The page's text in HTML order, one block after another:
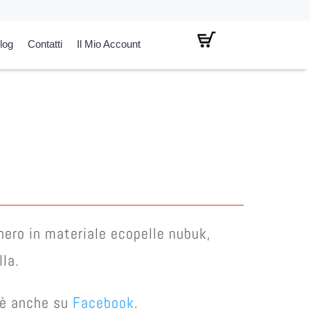
Contatti Il Mio Account
15,00.
in materiale ecopelle nubuk,
anche su Facebook.